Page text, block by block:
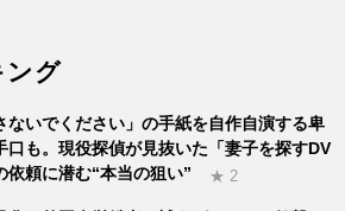
ング
ないでください」の手紙を自作自演する卑
口も。現役探偵が見抜いた「妻子を探すDV
依頼に潜む“本当の狙い”
★ 2